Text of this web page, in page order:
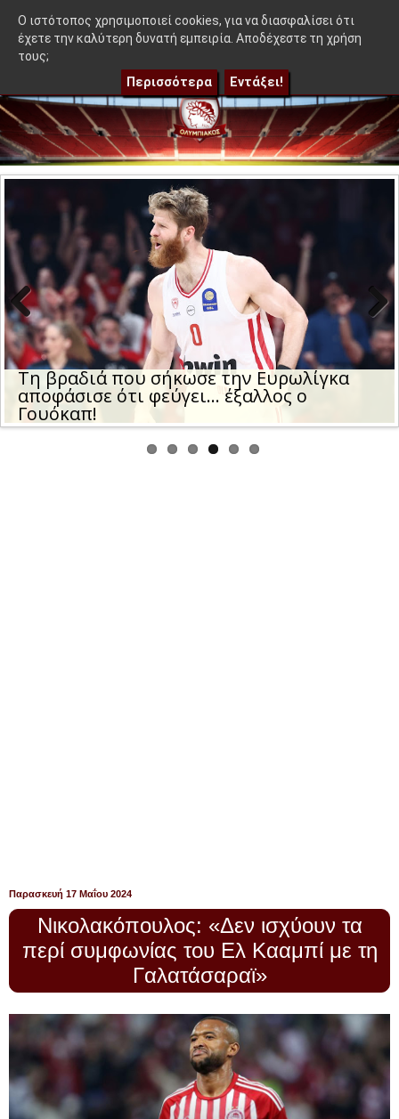
≡ OlympEidisis |
Τη βραδιά που σήκωσε την Ευρωλίγκα
αποφάσισε ότι φεύγει… έξαλλος ο
Γουόκαπ!
Previo
us
Next
απογοήτευσε! | Η μέρα και η ώρα της ρεβάνς του
Παρασκευή 17 Μαΐου 2024
Νικολακόπουλος: «Δεν ισχύουν τα
περί συμφωνίας του Ελ Κααμπί με τη
Γαλατάσαραϊ»
O ιστότοπος χρησιμοποιεί cookies, για να διασφαλίσει ότι
έχετε την καλύτερη δυνατή εμπειρία. Αποδέχεστε τη χρήση
τους;
Περισσότερα Εντάξει!